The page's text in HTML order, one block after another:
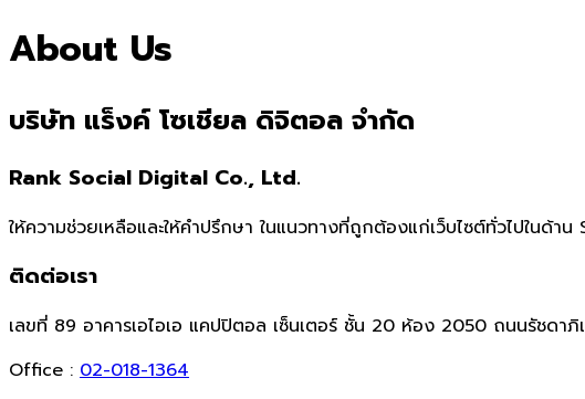
About Us
บริษัท แร็งค์ โซเชียล ดิจิตอล จำกัด
Rank Social Digital Co., Ltd.
ให้ความช่วยเหลือและให้คำปรึกษา ในแนวทางที่ถูกต้องแก่เว็บไซต์ทั่วไปในด้าน
ติดต่อเรา
เลขที่ 89 อาคารเอไอเอ แคปปิตอล เซ็นเตอร์ ชั้น 20 ห้อง 2050 ถนนรัชด
Office : 02-018-1364